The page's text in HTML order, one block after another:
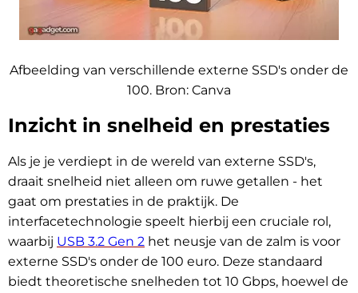
Afbeelding van verschillende externe SSD's onder de
100. Bron: Canva
Inzicht in snelheid en prestaties
Als je je verdiept in de wereld van externe SSD's,
draait snelheid niet alleen om ruwe getallen - het
gaat om prestaties in de praktijk. De
interfacetechnologie speelt hierbij een cruciale rol,
waarbij USB 3.2 Gen 2 het neusje van de zalm is voor
externe SSD's onder de 100 euro. Deze standaard
biedt theoretische snelheden tot 10 Gbps, hoewel de